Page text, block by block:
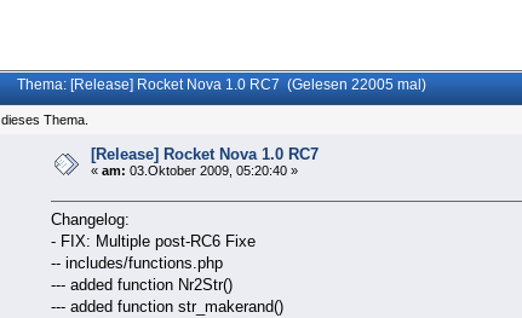
Thema: [Release] Rocket Nova 1.0 RC7 (Gelesen 22005 mal)
Thema.
[Release] Rocket Nova 1.0 RC7
« am: 03.Oktober 2009, 05:20:40 »
Changelog:
- FIX: Multiple post-RC6 Fixe
-- includes/functions.php
--- added function Nr2Str()
--- added function str_makerand()